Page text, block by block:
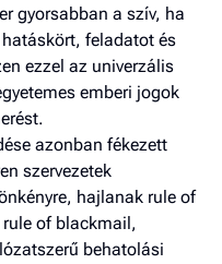
gyorsabban a szív, ha
feladatot és
ezzel az univerzális
emberi jogok
azonban fékezett
szervezetek
hajlanak rule of
of blackmail,
behatolási